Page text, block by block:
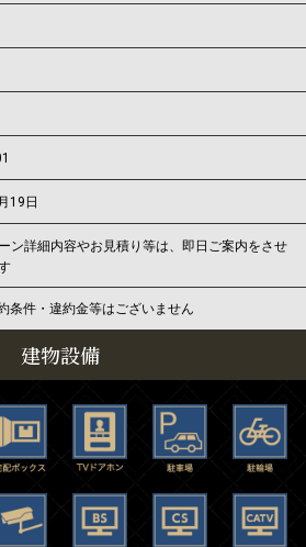
19日
ン詳細内容やお見積り等は、即日ご案内をさせ
条件・違約金等はございません
建物設備